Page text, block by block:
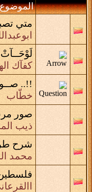
الموضوع
متي
كفآك
!!..
خطّاب
صور
ذيب
شرح
محمد